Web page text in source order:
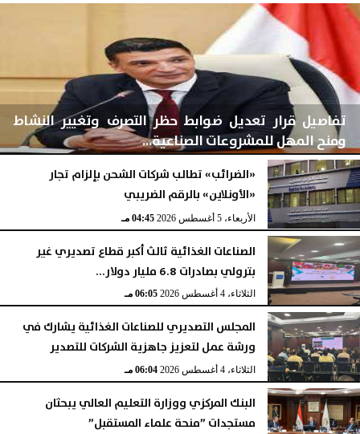
تفاصيل قرار تعديل ضوابط حظر التصرف وتغيير النشاط
ومنح المهل للمشروعات الصناعية...
الأربعاء، 5 أغسطس 2026 04:46 مـ
«الضرائب» تطالب شركات الشحن بإلزام تجار
«الأونلاين» بالرقم الضريبي
الأربعاء، 5 أغسطس 2026 04:45 مـ
الصناعات الغذائية ثالث أكبر قطاع تصديري غير
بترولي بصادرات 6.8 مليار دولار...
الثلاثاء، 4 أغسطس 2026 06:05 مـ
المجلس التصديري للصناعات الغذائية يشارك في
ورشة عمل لتعزيز جاهزية الشركات للتصدير
الثلاثاء، 4 أغسطس 2026 06:04 مـ
البنك المركزي ووزارة التعليم العالي يبحثان
مستجدات ”منحة علماء المستقبل”